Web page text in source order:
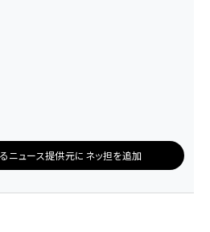
ニュース提供元にネッ担を追加